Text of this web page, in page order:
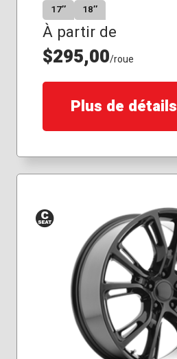
17″ 18″
À partir de
$295,00/roue
Plus de détails
Siège
conique